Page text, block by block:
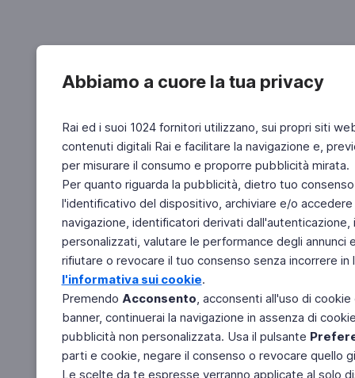
Abbiamo a cuore la tua privacy
Rai ed i suoi 1024 fornitori utilizzano, sui propri siti
contenuti digitali Rai e facilitare la navigazione e,
per misurare il consumo e proporre pubblicità mirata.
Per quanto riguarda la pubblicità, dietro tuo
l'identificativo del dispositivo, archiviare e/o
navigazione, identificatori derivati
personalizzati, valutare le performance degli
rifiutare o revocare il tuo consenso senza incorrere
l'informativa sui cookie.
Premendo Acconsento, acconsenti all'uso di
banner, continuerai la navigazione in assenza di
pubblicità non personalizzata. Usa il pulsante
parti e cookie, negare il consenso o revocare quello
Le scelte da te espresse verranno applicate al solo